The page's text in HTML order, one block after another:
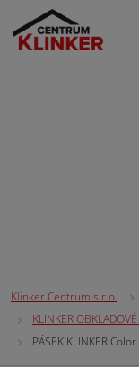
Klinker Centrum s.r.o.
KLINKER OBKLADOVÉ
PÁSEK KLINKER